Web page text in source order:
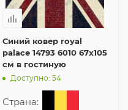
Синий ковер royal
palace 14793 6010 67x105
см в гостиную
Доступно: 54
Страна: